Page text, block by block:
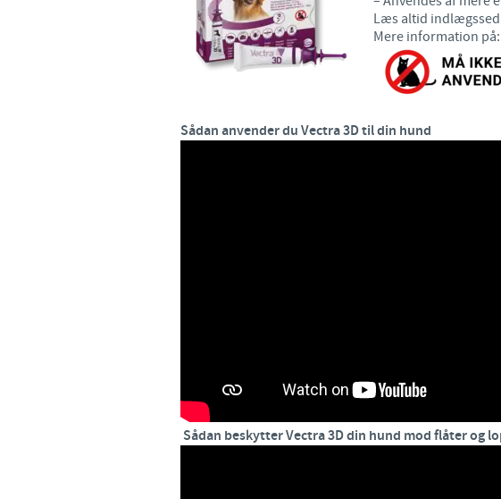
Egypt
Læs altid
Mere information på:
Sådan anvender du Vectra 3D til din hund
Sådan beskytter Vectra 3D din hund mod flåter og